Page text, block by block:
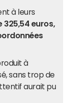
à leurs
euros,
à
sans trop de
aurait pu